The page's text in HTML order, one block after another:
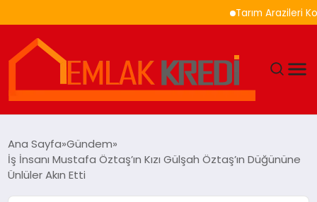
Tarım Arazileri
EKONOMI
Ana Sayfa Gündem
İş İnsanı Mustafa Öztaş’ın Kızı Gülşah Öztaş’ın Düğününe
Ünlüler Akın Etti